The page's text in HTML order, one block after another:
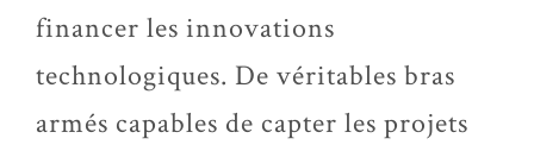
financer les innovations
technologiques. De véritables bras
armés capables de capter les projets